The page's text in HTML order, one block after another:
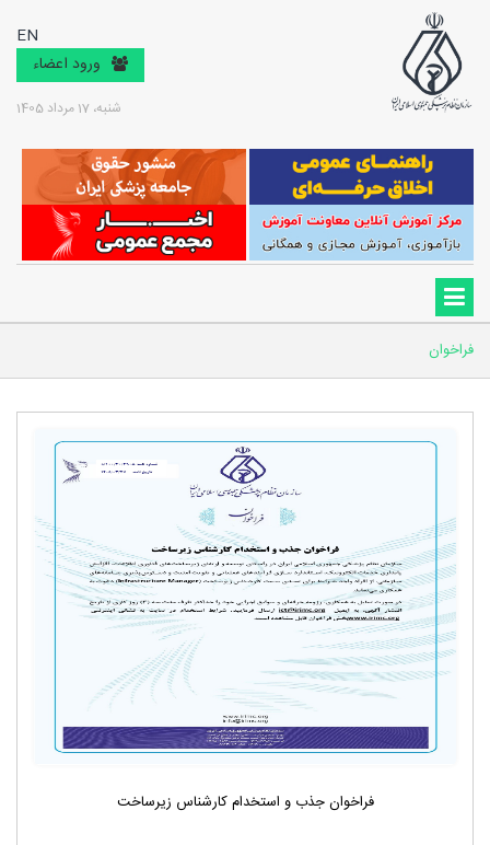
EN
ورود اعضاء
شنبه، 17 مرداد 1405
فراخوان
فراخوان جذب و استخدام کارشناس زیرساخت